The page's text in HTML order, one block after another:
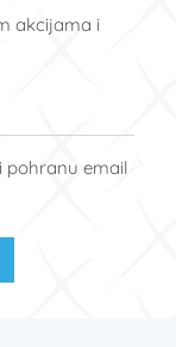
akcijama i
pohranu email